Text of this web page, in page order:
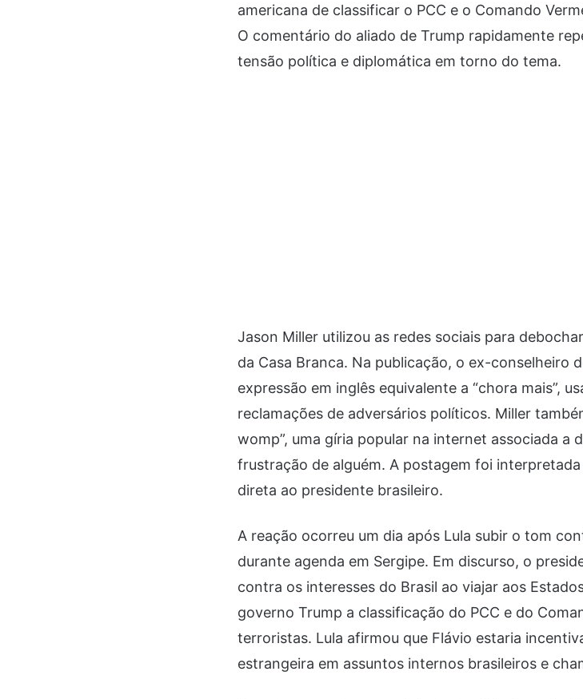
americana de classificar o PCC e o Comando
O comentário do aliado de Trump rapidamente
tensão política e diplomática em torno do tema.
Jason Miller utilizou as redes sociais para
da Casa Branca. Na publicação, o ex-conselheiro
expressão em inglês equivalente a “chora mais”,
reclamações de adversários políticos. Miller
womp”, uma gíria popular na internet associada a
frustração de alguém. A postagem foi
direta ao presidente brasileiro.
A reação ocorreu um dia após Lula subir o tom
durante agenda em Sergipe. Em discurso, o
contra os interesses do Brasil ao viajar aos
governo Trump a classificação do PCC e do
terroristas. Lula afirmou que Flávio estaria
estrangeira em assuntos internos brasileiros e